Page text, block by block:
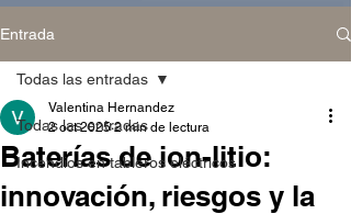
Entrada
Todas las entradas
Incendios en tableros eléctricos
Todas las entradas
Baterías de ion-litio:
innovación, riesgos y la
Valentina Hernandez
2 oct 2025 2 min de lectura